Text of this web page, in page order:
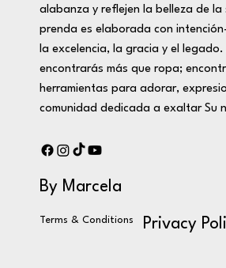
alabanza y reflejen la belleza de
prenda es elaborada con
la excelencia, la gracia y el legado.
encontrarás más que ropa;
herramientas para adorar,
comunidad dedicada a exaltar Su
By Marcela
Terms & Conditions Privacy